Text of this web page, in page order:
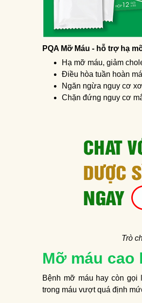
PQA Mỡ Máu - hỗ trợ hạ
Hạ mỡ máu, giảm
Điều hòa tuần hoàn
Ngăn ngừa nguy cơ
Chặn đứng nguy cơ
Trò
Mỡ máu cao
Bệnh mỡ máu hay còn gọi
trong máu vượt quá định